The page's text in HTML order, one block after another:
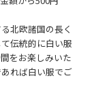
北欧諸国の長く
伝統的に白い服
をお楽しみいた
れば白い服でご